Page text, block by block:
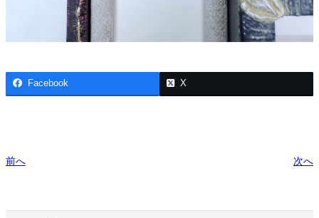
Facebook X
前へ 次へ